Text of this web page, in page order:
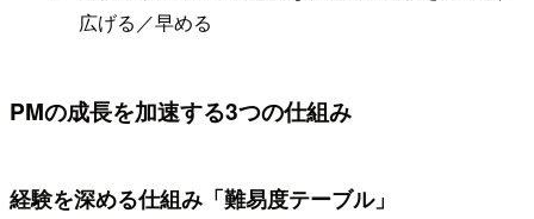
広げる／早める
PMの成長を加速する3つの仕組み
経験を深める仕組み「難易度テーブル」